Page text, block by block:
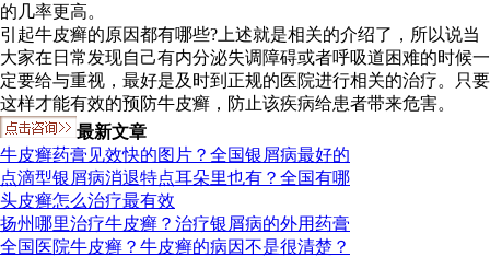
的几率更高。
引起牛皮癣的原因都有哪些?上述就是相关的介绍了，所以说当
大家在日常发现自己有内分泌失调障碍或者呼吸道困难的时候一
定要给与重视，最好是及时到正规的医院进行相关的治疗。只要
这样才能有效的预防牛皮癣，防止该疾病给患者带来危害。
最新文章
牛皮癣药膏见效快的图片？全国银屑病最好的
点滴型银屑病消退特点耳朵里也有？全国有哪
头皮癣怎么治疗最有效
扬州哪里治疗牛皮癣？治疗银屑病的外用药膏
全国医院牛皮癣？牛皮癣的病因不是很清楚？